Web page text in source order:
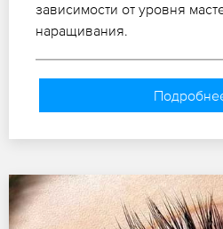
зависимости от уровня
наращивания.